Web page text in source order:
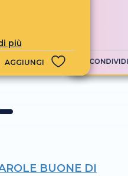
più
AGGIUNGI CONDIVIDI
BUONE DI